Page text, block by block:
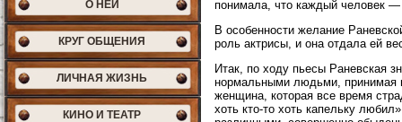
О НЕЙ
КРУГ ОБЩЕНИЯ
ЛИЧНАЯ ЖИЗНЬ
КИНО И ТЕАТР
понимала, что каждый человек
В особенности желание
роль актрисы, и она отдала ей
Итак, по ходу пьесы Раневская
нормальными людьми, принимая
женщина, которая все время
хоть кто-то хоть капельку